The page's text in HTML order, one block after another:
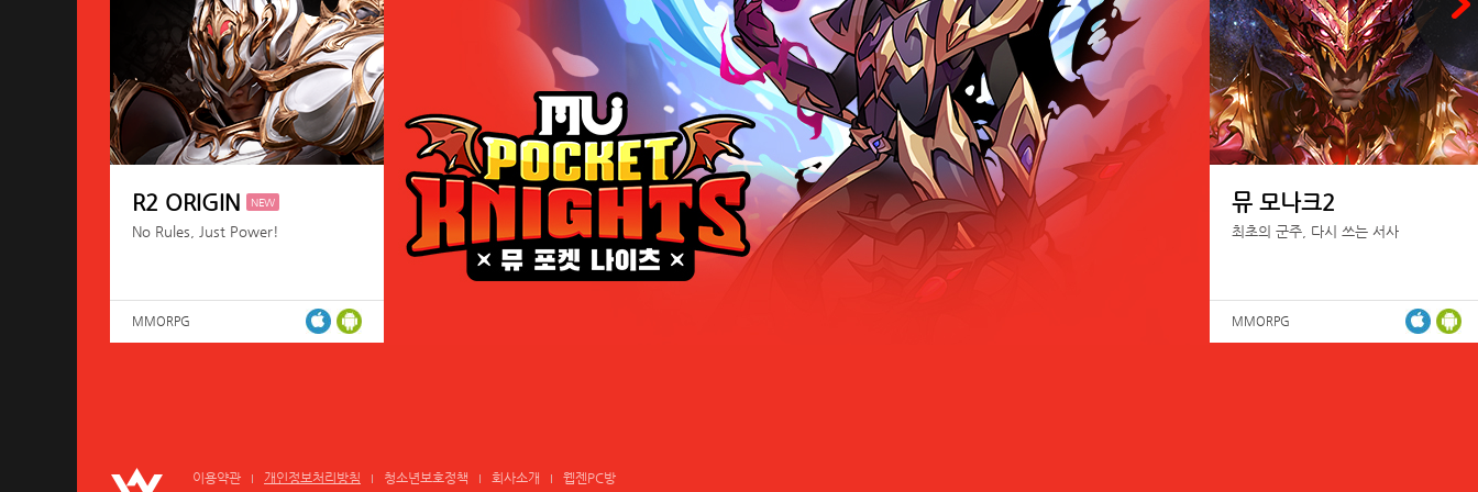
R2 ORIGIN NEW
No Rules, Just Power!
MMORPG
뮤 모나크2
최초의 군주, 다시 쓰는 서사
MMORPG
이용약관 개인정보처리방침 청소년보호정책 회사소개 웹젠PC방